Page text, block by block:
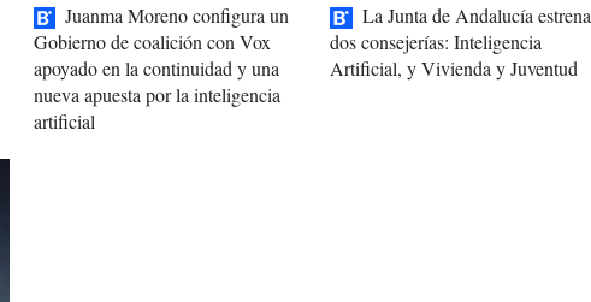
Juanma Moreno configura un
Gobierno de coalición con Vox
apoyado en la continuidad y una
nueva apuesta por la inteligencia
artificial
La Junta de Andalucía estrena
dos consejerías: Inteligencia
Artificial, y Vivienda y Juventud